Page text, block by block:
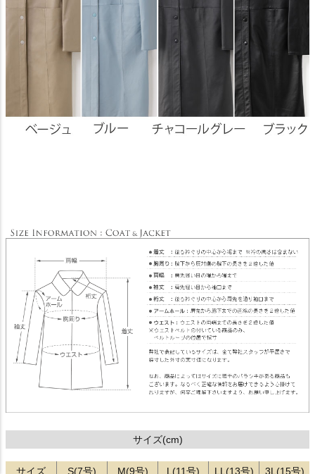
サイズ(cm)
サイズ S(7号) M(9号) L(11号) LL(13号) 3L(15号)